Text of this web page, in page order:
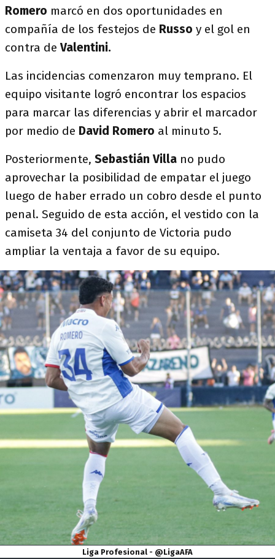
Romero marcó en dos oportunidades en
compañía de los festejos de Russo y el gol en
contra deValentini.
Las incidencias comenzaron muy temprano. El
equipo visitante logró encontrar los espacios
para marcar las diferencias y abrir el marcador
por medio de David Romero al minuto 5.
Posteriormente, Sebastián Villa no pudo
aprovechar la posibilidad de empatar el juego
luego de haber errado un cobro desde el punto
penal. Seguido de esta acción, el vestido con la
camiseta 34 del conjunto de Victoria pudo
ampliar la ventaja a favor de su equipo.
Liga Profesional - @LigaAFA